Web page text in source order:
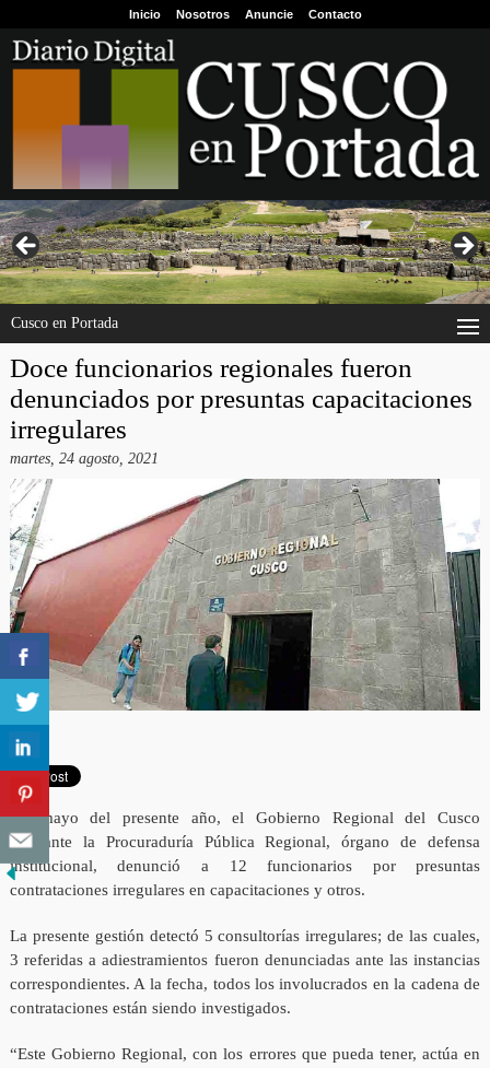
Inicio Nosotros Anuncie Contacto
Cusco en Portada
Doce funcionarios regionales fueron
denunciados por presuntas capacitaciones
irregulares
martes, 24 agosto, 2021
En mayo del presente año, el Gobierno Regional del Cusco
mediante la Procuraduría Pública Regional, órgano de defensa
institucional, denunció a 12 funcionarios por presuntas
contrataciones irregulares en capacitaciones y otros.
La presente gestión detectó 5 consultorías irregulares; de las cuales,
3 referidas a adiestramientos fueron denunciadas ante las instancias
correspondientes. A la fecha, todos los involucrados en la cadena de
contrataciones están siendo investigados.
“Este Gobierno Regional, con los errores que pueda tener, actúa en